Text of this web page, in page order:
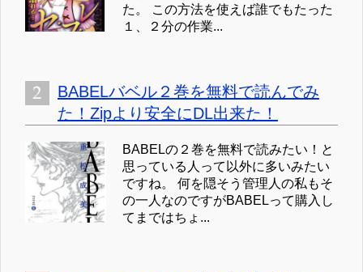
た。 この方法を使えば誰でもたった
１、２分の作業...
BABELバベル２巻を無料で読んでみ
た！Zipより安全にDL出来た！
BABELの２巻を無料で読みたい！と
思っている人って以外に多いみたい
ですね。 何を隠そう管理人の私もそ
の一人なのですがBABELって購入し
てまではちょ...